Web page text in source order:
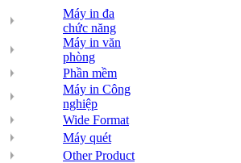
Máy in đa
chức năng
Máy in văn
phòng
Phần mềm
Máy in Công
nghiệp
Wide Format
Máy quét
Other Product